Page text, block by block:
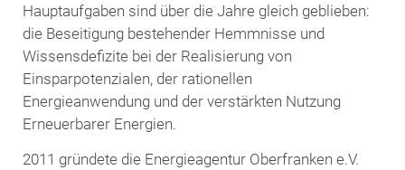
Hauptaufgaben sind über die Jahre gleich geblieben:
die Beseitigung bestehender Hemmnisse und
Wissensdefizite bei der Realisierung von
Einsparpotenzialen, der rationellen
Energieanwendung und der verstärkten Nutzung
Erneuerbarer Energien.
2011 gründete die Energieagentur Oberfranken e.V.